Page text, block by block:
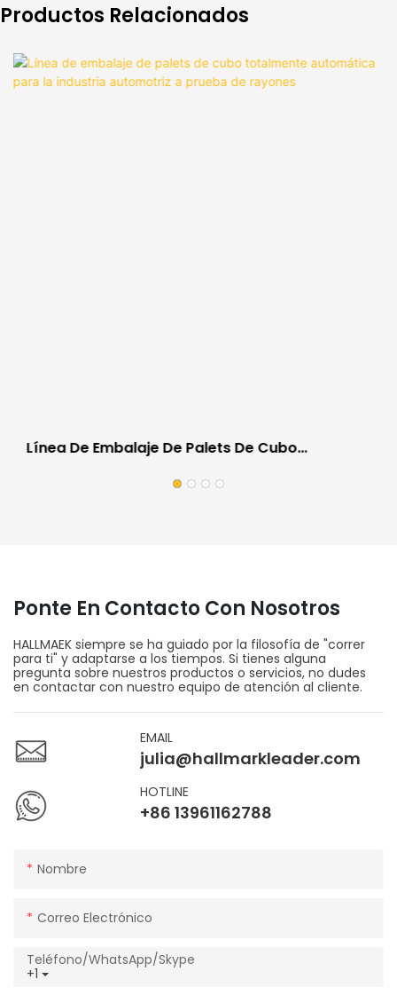
Productos Relacionados
Línea De Embalaje De Palets De Cubo
Automotriz A Prueba De Rayones
Ponte En Contacto Con Nosotros
HALLMAEK siempre se ha guiado por la filosofía de "correr
para ti" y adaptarse a los tiempos. Si tienes alguna
pregunta sobre nuestros productos o servicios, no dudes
en contactar con nuestro equipo de atención al cliente.
EMAIL
julia@hallmarkleader.com
HOTLINE
+86 13961162788
Nombre
Correo Electrónico
+1
Teléfono/WhatsApp/Skype